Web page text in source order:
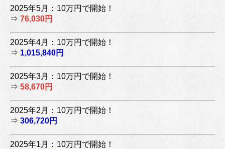
2025年5月：10万円で開始！
⇒ 76,030円
2025年4月：10万円で開始！
⇒ 1,015,840円
2025年3月：10万円で開始！
⇒ 58,670円
2025年2月：10万円で開始！
⇒ 306,720円
2025年1月：10万円で開始！